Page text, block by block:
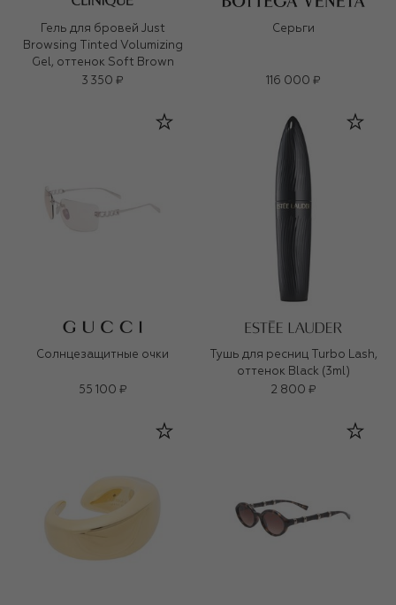
Гель для бровей Just
Browsing Tinted Volumizing
Gel, оттенок Soft Brown
3 350 ₽
Серьги
116 000 ₽
Солнцезащитные очки
55 100 ₽
Тушь для ресниц Turbo Lash,
оттенок Black (3ml)
2 800 ₽